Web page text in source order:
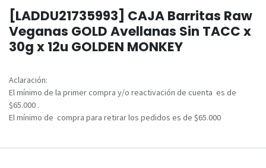
[LADDU21735993] CAJA Barritas Raw
Veganas GOLD Avellanas Sin TACC x
30g x 12u GOLDEN MONKEY
Aclaración:
El mínimo de la primer compra y/o reactivación de cuenta es de
$65.000 .
El mínimo de compra para retirar los pedidos es de $65.000